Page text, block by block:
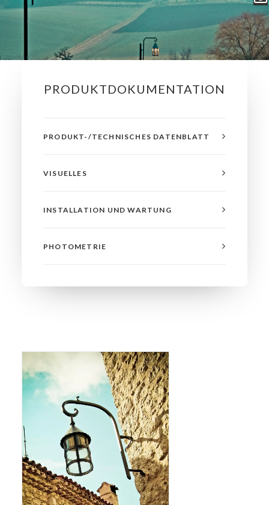
PRODUKTDOKUMENTATION
PRODUKT-/TECHNISCHES DATENBLATT
VISUELLES
INSTALLATION UND WARTUNG
PHOTOMETRIE